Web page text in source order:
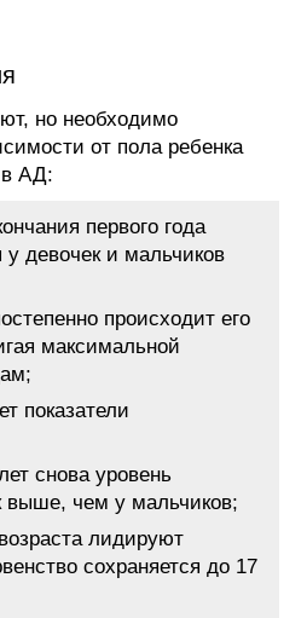
но необходимо
от пола ребенка
в АД:
первого года
у девочек и мальчиков
происходит его
максимальной
показатели
снова уровень
выше, чем у мальчиков;
лидируют
сохраняется до 17